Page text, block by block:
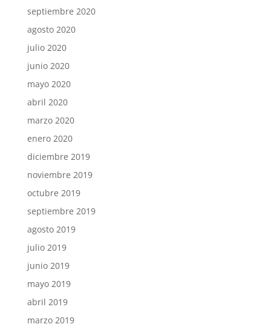
septiembre 2020
agosto 2020
julio 2020
junio 2020
mayo 2020
abril 2020
marzo 2020
enero 2020
diciembre 2019
noviembre 2019
octubre 2019
septiembre 2019
agosto 2019
julio 2019
junio 2019
mayo 2019
abril 2019
marzo 2019